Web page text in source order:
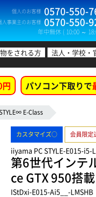
個人のお客様 0570-550-
人事業主のお客様 0570-550-
年中無休 ( 10:00 ～
をされる方 法人・学校・
パソコン下取りで
E-Class
カスタマイズ○ 会員限定
iiyama PC STYLE-E015-i5-
第6世代インテ
ce GTX 950搭
IStDxi-E015-Ai5__-LMSHB